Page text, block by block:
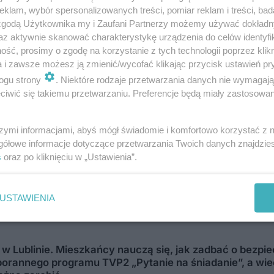
wyjaśnienie wszystkich okoliczności
czynności procesowych bez
portfel do auta” i już nie wrócił. Barber
Lublinie. Mieszkańcy nauczą się, jak zadbać o
programu TVP2 „Pytanie na śniadanie”, a
wybór spersonalizowanych treści, pomiar reklam i treści,
Użytkownika my i Zaufani Partnerzy możemy używać
aktywnie skanować charakterystykę urządzenia do celów
prosimy o zgodę na korzystanie z tych technologii poprzez
i zawsze możesz ją zmienić/wycofać klikając przycisk ustawień
strony
. Niektóre rodzaje przetwarzania danych nie
się takiemu przetwarzaniu. Preferencje będą miały
informacjami, abyś mógł świadomie i komfortowo korzystać z
informacje dotyczące przetwarzania Twoich danych
oraz po kliknięciu w „Ustawienia”.
USTAWIENIA